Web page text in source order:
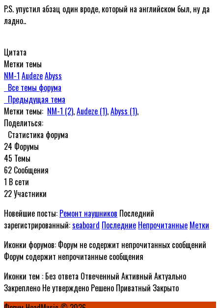
P.S. упустил абзац один вроде, который на английском был, ну да
ладно..
Цитата
Метки темы
NM-1 AudezeAbyss
Все темы форума
Предыдущая тема
Метки темы: NM-1 (2),Audeze (1),Abyss (1),
Поделиться:
Статистика форума
24 Форумы
45 Темы
62 Сообщения
1 В сети
22Участники
Новейшие посты: Ремонт наушников Последний
зарегистрированный:seaboard Последние Непрочитанные Метки
Иконки форумов: Форум не содержит непрочитанных сообщений
Форум содержит непрочитанные сообщения
Иконки тем : Без ответа Отвеченный Активный Актуально
Закреплено Не утверждено Решено Приватный Закрыто